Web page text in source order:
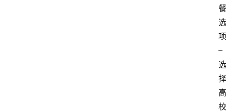
餐
选
项
–
选
择
高
校